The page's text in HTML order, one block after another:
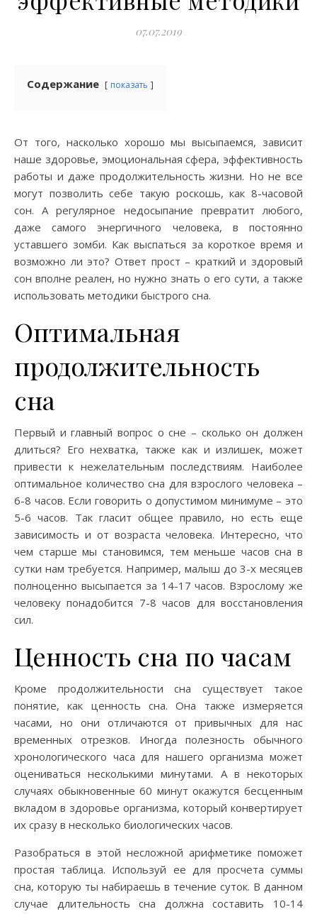
07.07.2019
Содержание показать
От того, насколько хорошо мы высыпаемся, зависит
наше здоровье, эмоциональная сфера, эффективность
работы и даже продолжительность жизни. Но не все
могут позволить себе такую роскошь, как 8-часовой
сон. А регулярное недосыпание превратит любого,
даже самого энергичного человека, в постоянно
уставшего зомби. Как выспаться за короткое время и
возможно ли это? Ответ прост – краткий и здоровый
сон вполне реален, но нужно знать о его сути, а также
использовать методики быстрого сна.
Оптимальная
продолжительность
сна
Первый и главный вопрос о сне – сколько он должен
длиться? Его нехватка, также как и излишек, может
привести к нежелательным последствиям. Наиболее
оптимальное количество сна для взрослого человека –
6-8 часов. Если говорить о допустимом минимуме – это
5-6 часов. Так гласит общее правило, но есть еще
зависимость и от возраста человека. Интересно, что
чем старше мы становимся, тем меньше часов сна в
сутки нам требуется. Например, малыш до 3-х месяцев
полноценно высыпается за 14-17 часов. Взрослому же
человеку понадобится 7-8 часов для восстановления
сил.
Ценность сна по часам
Кроме продолжительности сна существует такое
понятие, как ценность сна. Она также измеряется
часами, но они отличаются от привычных для нас
временных отрезков. Иногда полезность обычного
хронологического часа для нашего организма может
оцениваться несколькими минутами. А в некоторых
случаях обыкновенные 60 минут окажутся бесценным
вкладом в здоровье организма, который конвертирует
их сразу в несколько биологических часов.
Разобраться в этой несложной арифметике поможет
простая таблица. Используй ее для просчета суммы
сна, которую ты набираешь в течение суток. В данном
случае длительность сна должна составить 10-14